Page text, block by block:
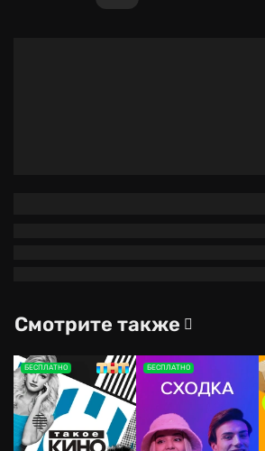
Смотрите также
БЕСПЛАТНО БЕСПЛАТНО